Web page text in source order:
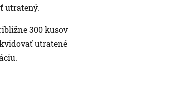
utratený.
300 kusov
utratené